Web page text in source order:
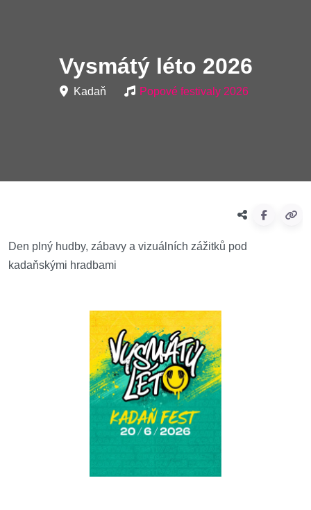
Vysmátý léto 2026
Kadaň Popové festivaly 2026
Den plný hudby, zábavy a vizuálních zážitků pod
kadaňskými hradbami